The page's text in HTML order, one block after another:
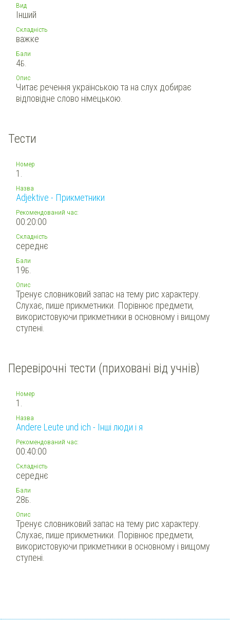
Вид
Інший
Складність
важке
Бали
4Б.
Опис
Читає речення українською та на слух добирає
відповідне слово німецькою.
Тести
Номер
1.
Назва
Adjektive - Прикметники
Рекомендований час:
00:20:00
Складність
середнє
Бали
19Б.
Опис
Тренує словниковий запас на тему рис характеру.
Слухає, пише прикметники. Порівнює предмети,
використовуючи прикметники в основному і вищому
ступені.
Перевірочні тести (приховані від учнів)
Номер
1.
Назва
Andere Leute und ich - Інші люди і я
Рекомендований час:
00:40:00
Складність
середнє
Бали
28Б.
Опис
Тренує словниковий запас на тему рис характеру.
Слухає, пише прикметники. Порівнює предмети,
використовуючи прикметники в основному і вищому
ступені.